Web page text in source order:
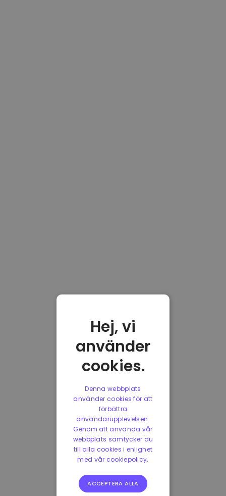
Hej, vi
använder
cookies.
Denna webbplats
använder cookies för att
förbättra
användarupplevelsen.
Genom att använda vår
webbplats samtycker du
till alla cookies i enlighet
med vår cookiepolicy.
ACCEPTERA ALLA